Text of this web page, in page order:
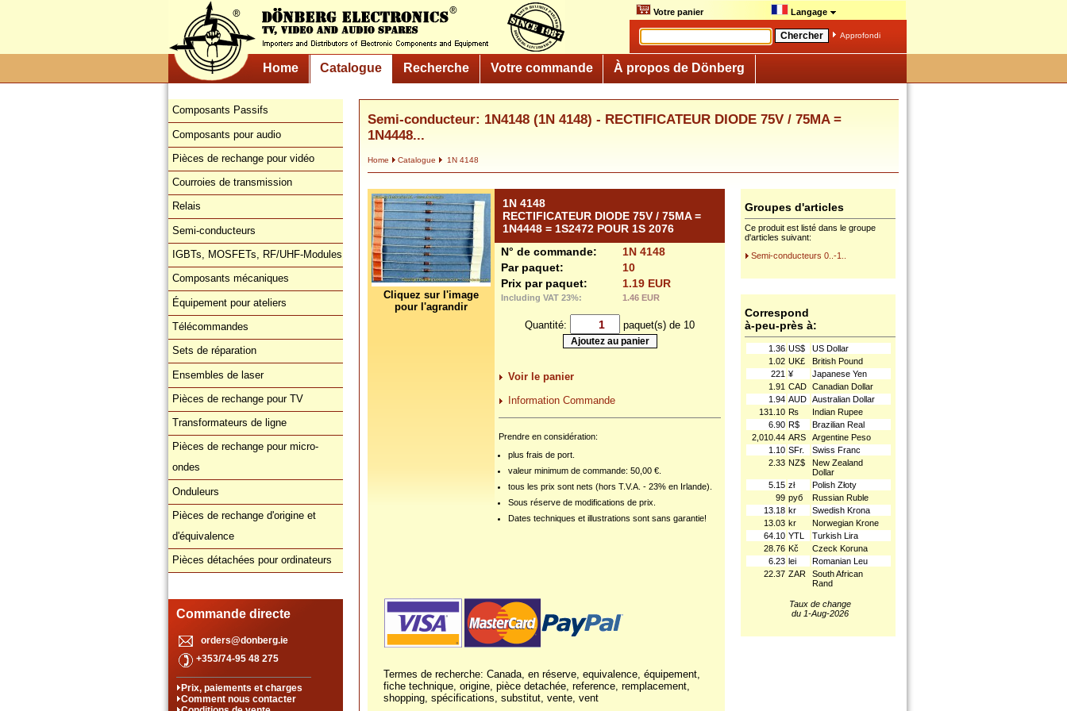
Votre panier Langage
Approfondi
Home Catalogue Recherche Votre commande À propos de Dönberg
Composants Passifs
Composants pour audio
Pièces de rechange pour vidéo
Courroies de transmission
Relais
Semi-conducteurs
IGBTs, MOSFETs, RF/UHF-Modules
Composants mécaniques
Équipement pour ateliers
Télécommandes
Sets de réparation
Ensembles de laser
Pièces de rechange pour TV
Transformateurs de ligne
Pièces de rechange pour micro-
ondes
Onduleurs
Pièces de rechange d'origine et
d'équivalence
Pièces détachées pour ordinateurs
Commande directe
orders@donberg.ie
+353/74-95 48 275
Prix, paiements et charges
Comment nous contacter
Semi-conducteur: 1N4148 (1N 4148) - RECTIFICATEUR DIODE 75V / 75MA =
1N4448...
Home Catalogue 1N 4148
Cliquez sur l'image
pour l'agrandir
1N 4148
RECTIFICATEUR DIODE 75V / 75MA =
1N4448 = 1S2472 POUR 1S 2076
N° de commande:
1N 4148
Par paquet:
10
Prix par paquet:
1.19 EUR
Including VAT 23%: 1.46 EUR
Quantité: paquet(s) de 10
Voir le panier
Information Commande
Prendre en considération:
plus frais de port.
valeur minimum de commande: 50,00 €.
tous les prix sont nets (hors T.V.A. - 23% en Irlande).
Sous réserve de modifications de prix.
Dates techniques et illustrations sont sans garantie!
Termes de recherche: Canada, en réserve, equivalence, équipement,
fiche technique, origine, pièce detachée, reference, remplacement,
shopping, spécifications, substitut, vente, vent
Groupes d'articles
Ce produit est listé dans le groupe
d'articles suivant:
Semi-conducteurs 0..-1..
Correspond
à-peu-près à:
1.36 US$
US Dollar
1.02 UK£
British Pound
221 ¥
Japanese Yen
1.91 CAD Canadian Dollar
1.94 AUD Australian Dollar
131.10 ₨
Indian Rupee
6.90 R$
Brazilian Real
2,010.44 ARS
Argentine Peso
1.10 SFr.
Swiss Franc
2.33 NZ$
New Zealand
Dollar
5.15 zł
Polish Złoty
99 руб
Russian Ruble
13.18 kr
Swedish Krona
13.03 kr
Norwegian Krone
64.10 YTL
Turkish Lira
28.76 Kč
Czeck Koruna
6.23 lei
Romanian Leu
22.37 ZAR
South African
Rand
Taux de change
du 1-Aug-2026